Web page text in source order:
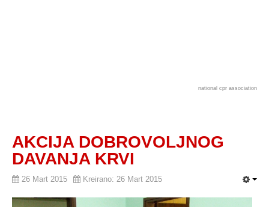
national cpr association
AKCIJA DOBROVOLJNOG
DAVANJA KRVI
26 Mart 2015 Kreirano: 26 Mart 2015